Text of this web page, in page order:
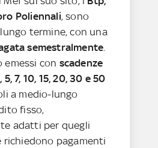
Poliennali, sono
termine, con una
semestralmente
emessi con scadenze
7, 10, 15, 20, 30 e 50
a medio-lungo
fisso,
adatti per quegli
pagamenti